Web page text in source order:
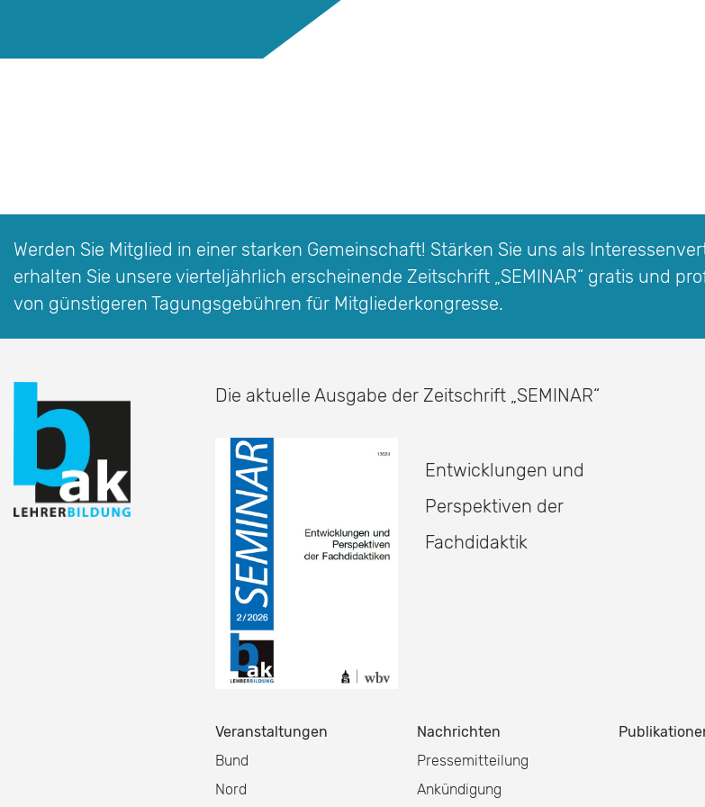
Werden Sie Mitglied in einer starken Gemeinschaft! Stärken Sie uns als
erhalten Sie unsere vierteljährlich erscheinende Zeitschrift „SEMINAR“ gratis und
von günstigeren Tagungsgebühren für Mitgliederkongresse.
Die aktuelle Ausgabe der Zeitschrift „SEMINAR“
Entwicklungen und
Perspektiven der
Fachdidaktik
Veranstaltungen
Bund
Nord
Nachrichten
Pressemitteilung
Ankündigung